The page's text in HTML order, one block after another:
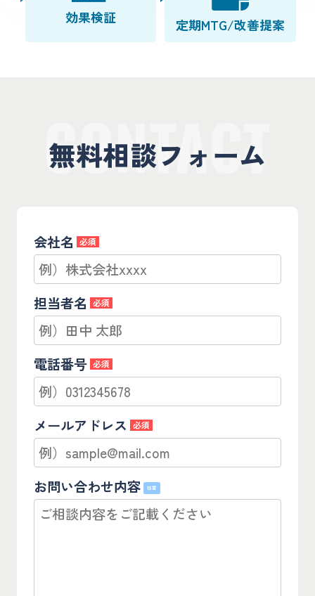
効果検証 定期MTG/改善提案
CONTACT
無料相談フォーム
会社名 必須
担当者名 必須
電話番号 必須
メールアドレス 必須
お問い合わせ内容 任意